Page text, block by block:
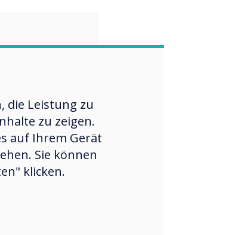
Gulf
our
die Leistung zu
zu zeigen.
auf Ihrem Gerät
Sie können
klicken.